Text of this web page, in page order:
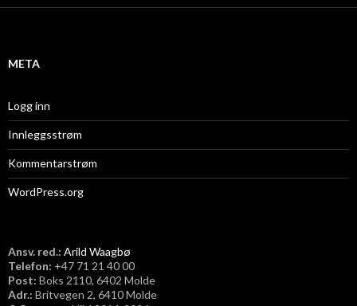
i
META
Logg inn
Innleggsstrøm
Kommentarstrøm
WordPress.org
Ansv. red.: Arild Waagbø
Telefon: ​+47 71 21 40 00
Post: Boks 2110, 6402 Molde
Adr.: Britvegen 2, 6410 Molde